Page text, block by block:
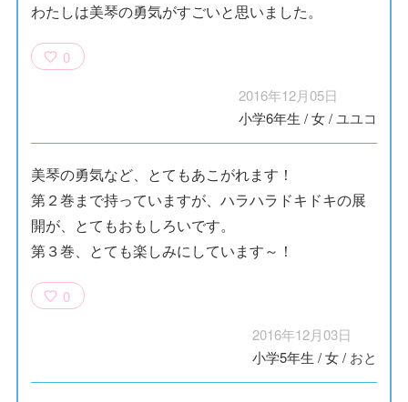
わたしは美琴の勇気がすごいと思いました。
0
2016年12月05日
小学6年生 /女/ユユコ
美琴の勇気など、とてもあこがれます！
第２巻まで持っていますが、ハラハラドキドキの展
開が、とてもおもしろいです。
第３巻、とても楽しみにしています～！
0
2016年12月03日
小学5年生 /女/ おと